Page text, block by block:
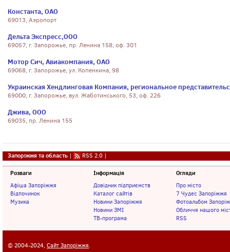
Константа, ОАО
69013, Аэропорт
Дельта Экспресс,ООО
69057, г. Запорожье, пр. Ленина 158, оф. 301
Мотор Сич, Авиакомпания, ОАО
69068, г. Запорожье, ул. Копенкина, 98
Украинская Хендлинговая Компания, региональное
69000, г. Запорожье, вул. Жаботинського, 53, оф. 226
Джива, ООО
69035, пр. Ленина 155
Запоріжжя та область | RSS 2.0 |
Розваги
Афіша Запоріжжя
Відпочинок
Музика
Інформація
Довідник підприємств
Каталог сайтів
Новини Запоріжжя
Новини ЗМІ
ТВ-програма
Огляди
Про місто
7 Чудес Запоріжжя
Фотоальбом
Обличчя нашого
RSS
© 2004-2024, Сайт Запоріжжя.